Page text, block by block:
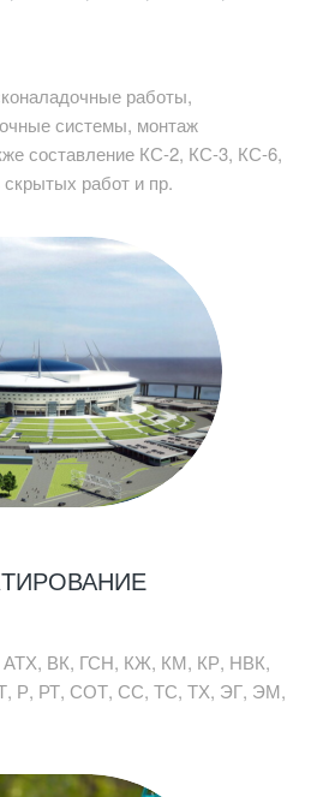
работы,
системы, монтаж
составление КС-2, КС-3, КС-6,
работ и пр.
АТХ, ВК, ГСН, КЖ, КМ, КР, НВК,
Р, РТ, СОТ, СС, ТС, ТХ, ЭГ, ЭМ,